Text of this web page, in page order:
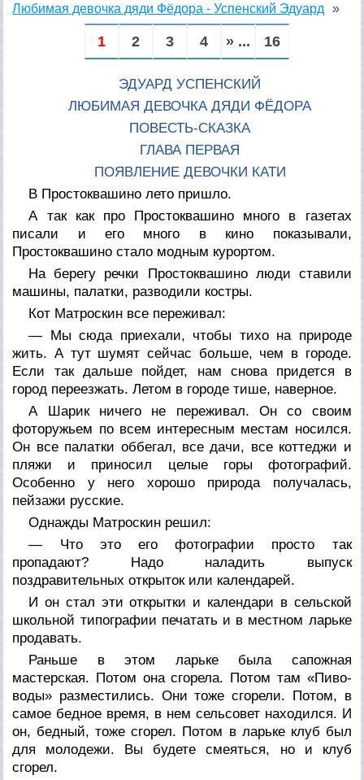
Любимая девочка дяди Фёдора - Успенский Эдуард
1 2 3 4 » ... 16
ЭДУАРД УСПЕНСКИЙ
ЛЮБИМАЯ ДЕВОЧКА ДЯДИ ФЁДОРА
ПОВЕСТЬ-СКАЗКА
ГЛАВА ПЕРВАЯ
ПОЯВЛЕНИЕ ДЕВОЧКИ КАТИ
В Простоквашино лето пришло.
А так как про Простоквашино много в газетах
писали и его много в кино показывали,
Простоквашино стало модным курортом.
На берегу речки Простоквашино люди ставили
машины, палатки, разводили костры.
Кот Матроскин все переживал:
— Мы сюда приехали, чтобы тихо на природе
жить. А тут шумят сейчас больше, чем в городе.
Если так дальше пойдет, нам снова придется в
город переезжать. Летом в городе тише, наверное.
А Шарик ничего не переживал. Он со своим
фоторужьем по всем интересным местам носился.
Он все палатки оббегал, все дачи, все коттеджи и
пляжи и приносил целые горы фотографий.
Особенно у него хорошо природа получалась,
пейзажи русские.
Однажды Матроскин решил:
— Что это его фотографии просто так
пропадают? Надо наладить выпуск
поздравительных открыток или календарей.
И он стал эти открытки и календари в сельской
школьной типографии печатать и в местном ларьке
продавать.
Раньше в этом ларьке была сапожная
мастерская. Потом она сгорела. Потом там «Пиво-
воды» разместились. Они тоже сгорели. Потом, в
самое бедное время, в нем сельсовет находился. И
он, бедный, тоже сгорел. Потом в ларьке клуб был
для молодежи. Вы будете смеяться, но и клуб
сгорел.